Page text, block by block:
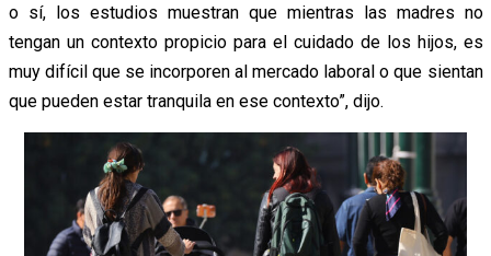
o sí, los estudios muestran que mientras las madres no
tengan un contexto propicio para el cuidado de los hijos, es
muy difícil que se incorporen al mercado laboral o que sientan
que pueden estar tranquila en ese contexto”, dijo.